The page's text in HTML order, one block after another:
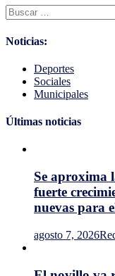
Buscar:
Noticias:
Deportes
Sociales
Municipales
Últimas noticias
Se aproxima
fuerte
nuevas para
agosto 7, 2026